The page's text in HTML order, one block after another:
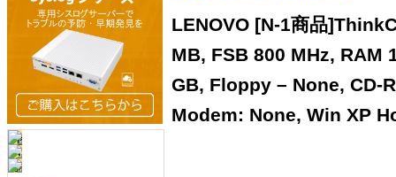
LENOVO [N-1商品
MB, FSB 800 MHz, RAM
GB, Floppy – None, CD-
Modem: None, Win XP